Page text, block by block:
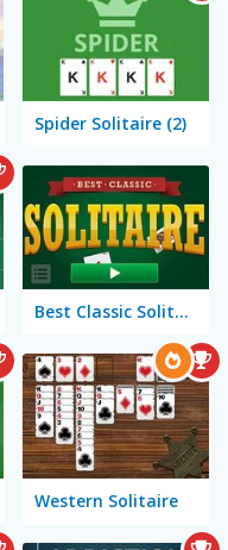
Spider Solitaire (2)
Best Classic Solitaire
Western Solitaire